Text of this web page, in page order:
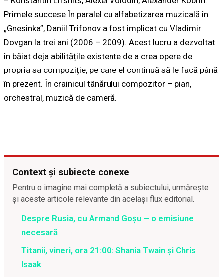
Primele succese În paralel cu alfabetizarea muzicală în
„Gnesinka”, Daniil Trifonov a fost implicat cu Vladimir
Dovgan la trei ani (2006 – 2009). Acest lucru a dezvoltat
în băiat deja abilitățile existente de a crea opere de
propria sa compoziție, pe care el continuă să le facă până
în prezent. În crainicul tânărului compozitor – pian,
orchestral, muzică de cameră.
Context și subiecte conexe
Pentru o imagine mai completă a subiectului, urmărește
și aceste articole relevante din același flux editorial.
Despre Rusia, cu Armand Goșu – o emisiune
necesară
Titanii, vineri, ora 21:00: Shania Twain și Chris
Isaak